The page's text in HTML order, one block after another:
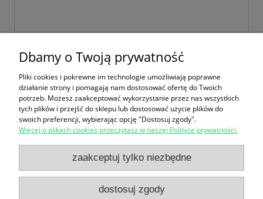
Zakupy
Pomoc
Moje konto
Dbamy o Twoją prywatność
Pliki cookies i pokrewne im technologie umożliwiają poprawne
działanie strony i pomagają nam dostosować ofertę do Twoich
potrzeb. Możesz zaakceptować wykorzystanie przez nas wszystkich
tych plików i przejść do sklepu lub dostosować użycie plików do
swoich preferencji, wybierając opcję "Dostosuj zgody".
Więcej o plikach cookies przeczytasz w naszej Polityce prywatności.
zaakceptuj tylko niezbędne
dostosuj zgody